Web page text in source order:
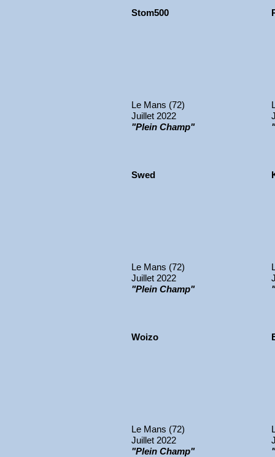
Stom500
Le Mans (72)
Juillet 2022
"Plein Champ"
Swed
Le Mans (72)
Juillet 2022
"Plein Champ"
Woizo
Le Mans (72)
Juillet 2022
"Plein Champ"